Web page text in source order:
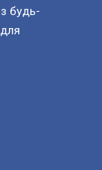
будь-